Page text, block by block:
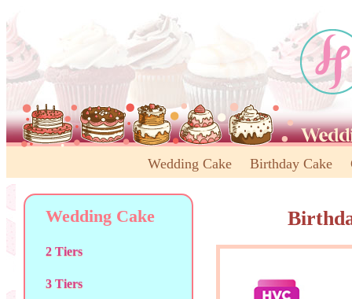
Wedding Cake Birthday Cake
Wedding Cake
2 Tiers
3 Tiers